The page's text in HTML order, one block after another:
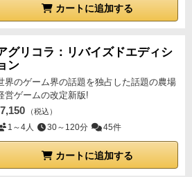
カートに追加する
グリコラ：リバイズドエディシ
ン
界のゲーム界の話題を独占した話題の農場
営ゲームの改定新版!
7,150 （税込）
1～4人 30～120分 45件
カートに追加する